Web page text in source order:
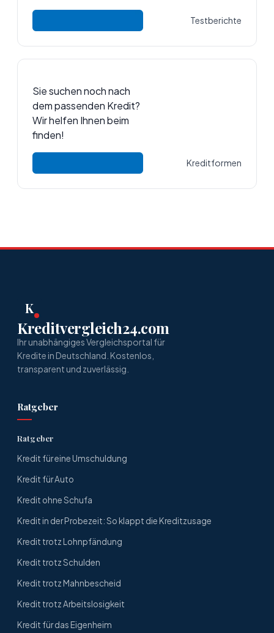
Testberichte
Sie suchen noch nach
dem passenden Kredit?
Wir helfen Ihnen beim
finden!
Kreditformen
K
Kreditvergleich24.com
Ihr unabhängiges Vergleichsportal für
Kredite in Deutschland. Kostenlos,
transparent und zuverlässig.
Ratgeber
Ratgeber
Kredit für eine Umschuldung
Kredit für Auto
Kredit ohne Schufa
Kredit in der Probezeit: So klappt die Kreditzusage
Kredit trotz Lohnpfändung
Kredit trotz Schulden
Kredit trotz Mahnbescheid
Kredit trotz Arbeitslosigkeit
Kredit für das Eigenheim